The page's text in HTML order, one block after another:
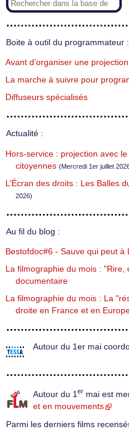
Boite à outil du programmateur :
Avant d’organiser une
La marche à suivre pour
Diffuseurs spécialisés
Actualité :
Hors-service : projection avec
citoyennes (Mercredi 1er juillet
L’Écran des droits : Les Balles
2026)
Au fil du blog :
Bestofdoc#6 - Sauve qui peut à
La filmographie du mois : "Rire,
documentaire
La filmographie du mois : La
droite en France et en
Autour du 1er mai
Autour du 1 er mai est
et en mouvements
Parmi les derniers films